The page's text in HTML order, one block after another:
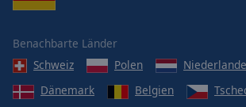
Benachbarte Länder
Schweiz
Polen
Niederlande
Dänemark
Belgien